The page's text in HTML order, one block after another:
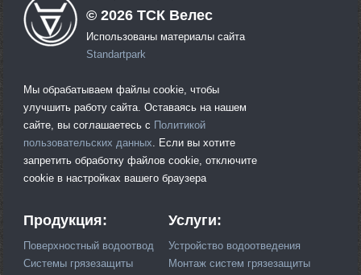
©2026 ТСК Велес
Использованы материалы сайта
Standartpark
Мы обрабатываем файлы cookie, чтобы
улучшить работу сайта. Оставаясь на нашем
сайте, вы соглашаетесь с Политикой
пользовательских данных . Если вы хотите
запретить обработку файлов cookie, отключите
cookie в настройках вашего браузера
Продукция:
Поверхностный водоотвод
Системы грязезащиты
Услуги:
Устройство водоотведения
Монтаж систем грязезащиты